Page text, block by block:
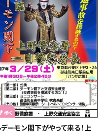
歩く
ーモン閣下がやって来る！上